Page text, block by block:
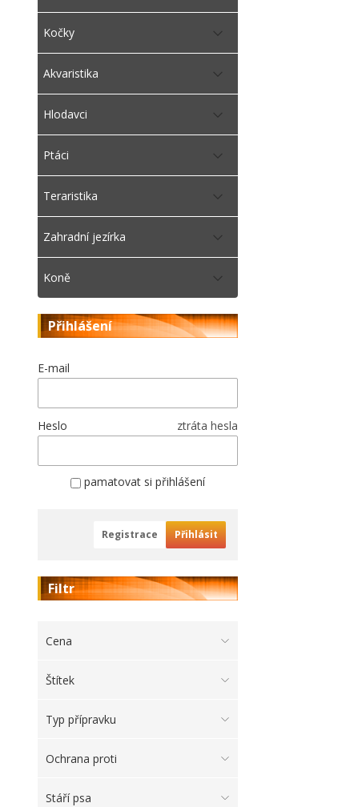
Kočky
Akvaristika
Hlodavci
Ptáci
Teraristika
Zahradní jezírka
Koně
Přihlášení
E-mail
Heslo ztráta hesla
pamatovat si přihlášení
Registrace Přihlásit
Filtr
Cena
Štítek
Typ přípravku
Ochrana proti
Stáří psa